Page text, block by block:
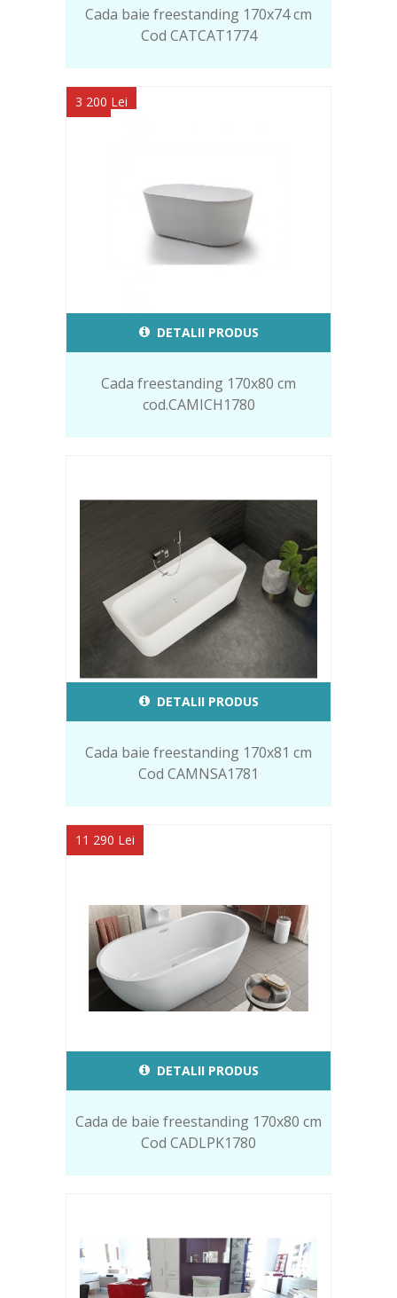
Cada baie freestanding 170x74 cm
Cod CATCAT1774
3 200 Lei
DETALII PRODUS
Cada freestanding 170x80 cm
cod.CAMICH1780
DETALII PRODUS
Cada baie freestanding 170x81 cm
Cod CAMNSA1781
11 290 Lei
DETALII PRODUS
Cada de baie freestanding 170x80 cm
Cod CADLPK1780